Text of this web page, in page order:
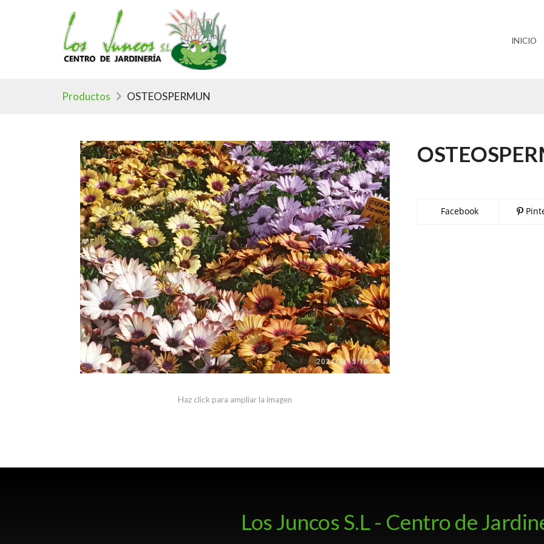
INICIO
Productos OSTEOSPERMUN
Haz click para ampliar la imagen
Facebook
Los Juncos S.L - Centro de